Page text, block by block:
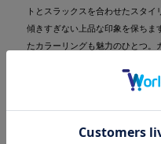
トとスラックスを合わせたスタ
傾きすぎない上品な印象を保ちま
たカラーリングも魅力のひとつ。
を添えます。生地には「鬼鹿の
ンナーとしても完成された表情